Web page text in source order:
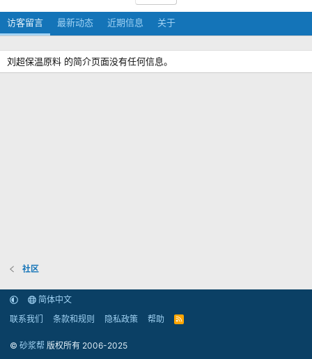
访客留言 最新动态 近期信息 关于
刘超保温原料 的简介页面没有任何信息。
社区
简体中文
联系我们
条款和规则 隐私政策 帮助
R
© 砂浆帮 版权所有 2006-2025